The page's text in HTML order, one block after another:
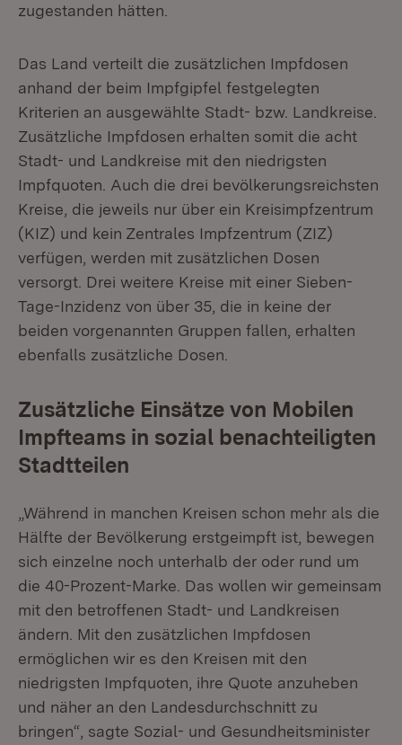
zugestanden hätten.
Das Land verteilt die zusätzlichen Impfdosen
anhand der beim Impfgipfel festgelegten
Kriterien an ausgewählte Stadt- bzw. Landkreise.
Zusätzliche Impfdosen erhalten somit die acht
Stadt- und Landkreise mit den niedrigsten
Impfquoten. Auch die drei bevölkerungsreichsten
Kreise, die jeweils nur über ein Kreisimpfzentrum
(KIZ) und kein Zentrales Impfzentrum (ZIZ)
verfügen, werden mit zusätzlichen Dosen
versorgt. Drei weitere Kreise mit einer Sieben-
Tage-Inzidenz von über 35, die in keine der
beiden vorgenannten Gruppen fallen, erhalten
ebenfalls zusätzliche Dosen.
Zusätzliche Einsätze von Mobilen
Impfteams in sozial benachteiligten
Stadtteilen
„Während in manchen Kreisen schon mehr als die
Hälfte der Bevölkerung erstgeimpft ist, bewegen
sich einzelne noch unterhalb der oder rund um
die 40-Prozent-Marke. Das wollen wir gemeinsam
mit den betroffenen Stadt- und Landkreisen
ändern. Mit den zusätzlichen Impfdosen
ermöglichen wir es den Kreisen mit den
niedrigsten Impfquoten, ihre Quote anzuheben
und näher an den Landesdurchschnitt zu
bringen“, sagte Sozial- und Gesundheitsminister